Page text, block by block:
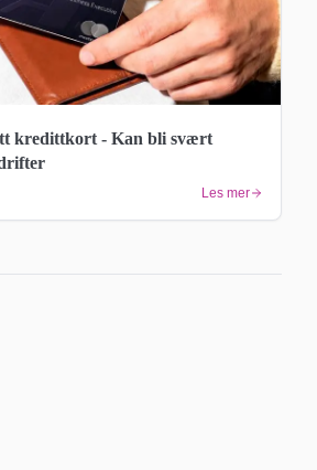
kredittkort - Kan bli svært
Les mer